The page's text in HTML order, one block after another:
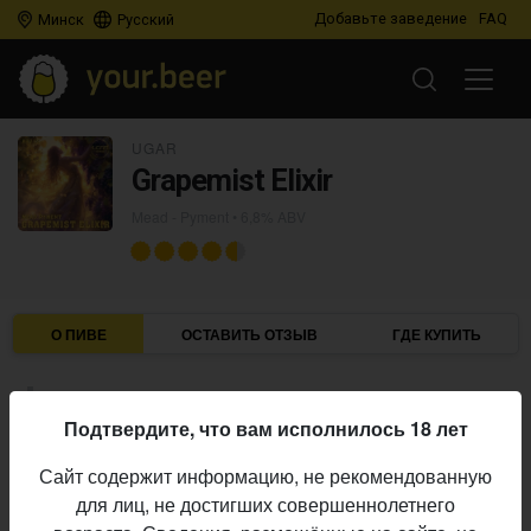
Минск Русский Добавьте заведение FAQ
Grapemist Elixir
О ПИВЕ ОСТАВИТЬ ОТЗЫВ ГДЕ КУПИТЬ
Полусухой гречишный питный мёд с соком винограда.
Описание производителя
Пивоварня:
Ugar
Mead - Pyment
Подтвердите, что вам исполнилось 18 лет
Сайт содержит информацию, не рекомендованную
для лиц, не достигших совершеннолетнего